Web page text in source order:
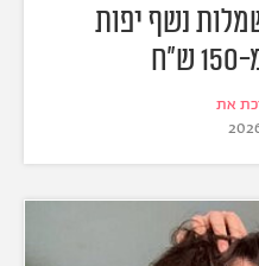
לפרום: 12 שמלות נשף יפות
את